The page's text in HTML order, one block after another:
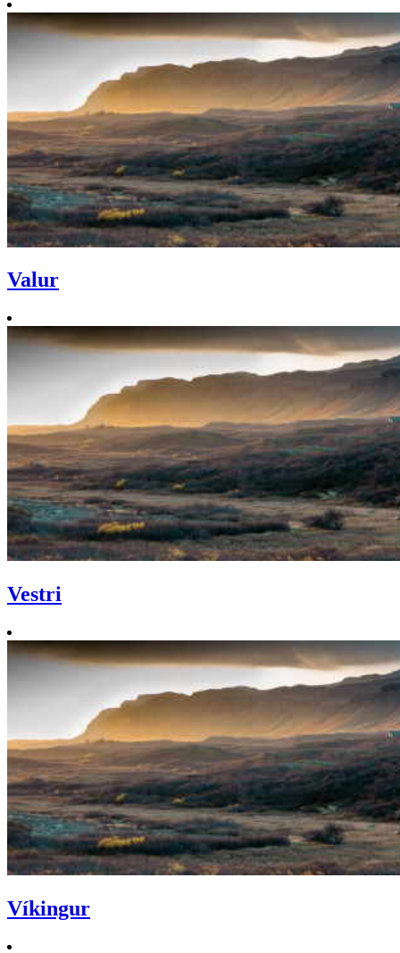
Valur
Vestri
Víkingur